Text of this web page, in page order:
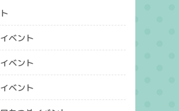
ベント
ベント
ベント